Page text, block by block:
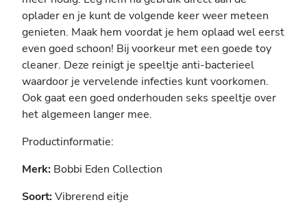
oplader en je kunt de volgende keer weer meteen
genieten. Maak hem voordat je hem oplaad wel eerst
even goed schoon! Bij voorkeur met een goede toy
cleaner. Deze reinigt je speeltje anti-bacterieel
waardoor je vervelende infecties kunt voorkomen.
Ook gaat een goed onderhouden seks speeltje over
het algemeen langer mee.
Productinformatie:
Merk: Bobbi Eden Collection
Soort:Vibrerend eitje